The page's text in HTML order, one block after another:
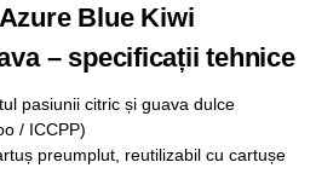
Blue Kiwi
– specificații tehnice
pasiunii citric și guava dulce
/ ICCPP)
preumplut, reutilizabil cu cartușe